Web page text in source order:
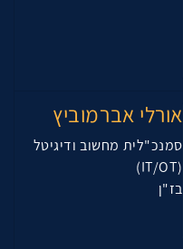
אורלי אברמוביץ
סמנכ"לית מחשוב ודיגיטל
(IT/OT)
בז"ן